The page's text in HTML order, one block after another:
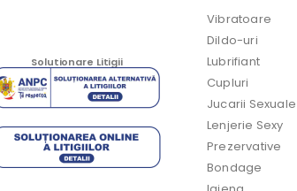
Solutionare Litigii
Vibratoare
Dildo-uri
Lubrifiant
Cupluri
Jucarii Sexuale
Lenjerie Sexy
Prezervative
Bondage